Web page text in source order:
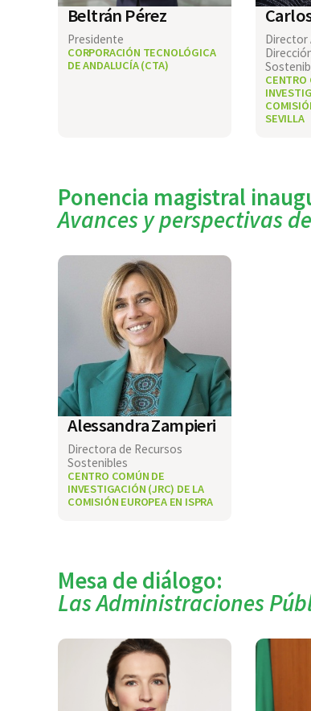
Beltrán Pérez
Presidente
CORPORACIÓN TECNOLÓGICA
DE ANDALUCÍA (CTA)
Director
CENTRO
SEVILLA
Ponencia magistral
Avances y perspectivas
Alessandra Zampieri
Directora de Recursos
Sostenibles
CENTRO COMÚN DE
INVESTIGACIÓN (JRC) DE LA
COMISIÓN EUROPEA EN ISPRA
Mesa de diálogo:
Las Administraciones